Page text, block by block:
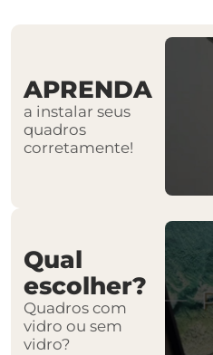
APRENDA
a instalar seus
quadros
corretamente!
Qual
escolher?
Quadros com
vidro ou sem
vidro?